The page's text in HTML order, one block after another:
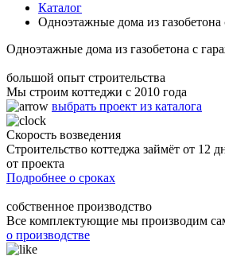
Каталог
Одноэтажные дома из газобетона
Одноэтажные дома из газобетона с
большой опыт строительства
Мы строим коттеджи с 2010 года
выбрать проект из каталога
Скорость возведения
Строительство коттеджа займёт от 12
от проекта
Подробнее о сроках
собственное производство
Все комплектующие мы производим
о производстве